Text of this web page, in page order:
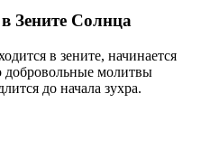
Зените Солнца
в зените, начинается
добровольные молитвы
до начала зухра.